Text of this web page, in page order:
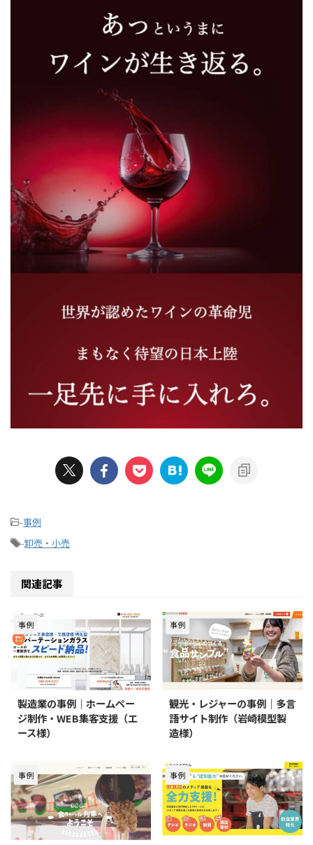
-事例
-卸売・小売
関連記事
事例
製造業の事例｜ホームペー
ジ制作・WEB集客支援（エ
ース様）
事例
観光・レジャーの事例｜多言
語サイト制作（岩崎模型製
造様）
事例 事例